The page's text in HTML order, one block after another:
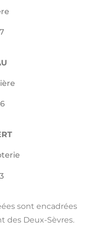
sont encadrées
des Deux-Sèvres.